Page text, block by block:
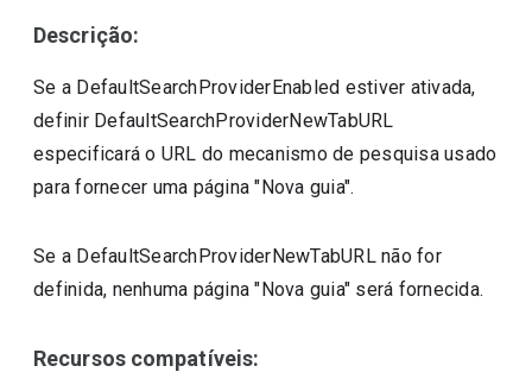
Descrição:
Se a DefaultSearchProviderEnabled estiver ativada,
definir DefaultSearchProviderNewTabURL
especificará o URL do mecanismo de pesquisa usado
para fornecer uma página "Nova guia".
Se a DefaultSearchProviderNewTabURL não for
definida, nenhuma página "Nova guia" será fornecida.
Recursos compatíveis: